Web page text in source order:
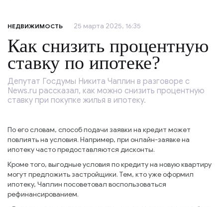
НЕДВИЖИМОСТЬ 25 марта 2025, 16:35
Как снизить процентную
ставку по ипотеке?
Депутат Госдумы Никита Чаплин в разговоре с
News.ru рассказал, как можно снизить процентную
ставку при покупке жилья в ипотеку.
По его словам, способ подачи заявки на кредит может
повлиять на условия. Например, при онлайн-заявке на
ипотеку часто предоставляются дисконты.
Кроме того, выгодные условия по кредиту на новую квартиру
могут предложить застройщики. Тем, кто уже оформил
ипотеку, Чаплин посоветовал воспользоваться
рефинансированием.